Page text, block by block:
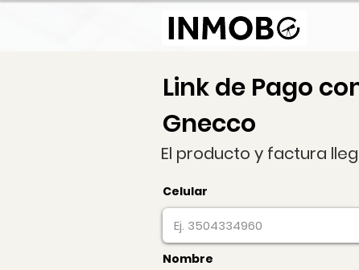
Link de Pago
Gnecco
El producto y factura
Celular
Nombre